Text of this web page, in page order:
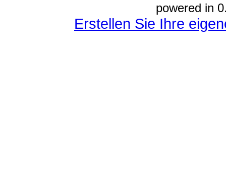
powered in
Erstellen Sie Ihre